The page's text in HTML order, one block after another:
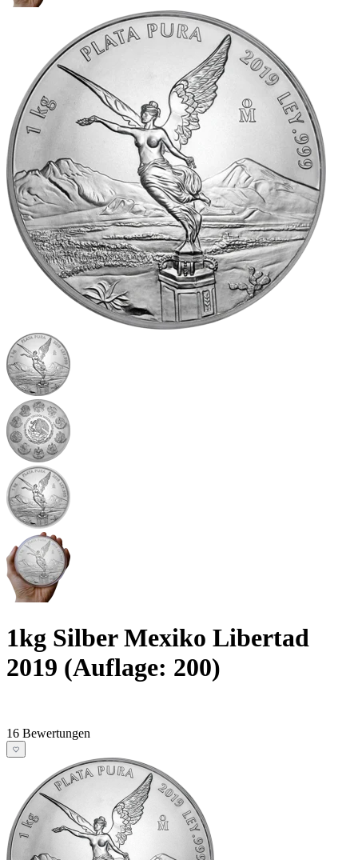
1kg Silber Mexiko Libertad
2019 (Auflage: 200)
16 Bewertungen